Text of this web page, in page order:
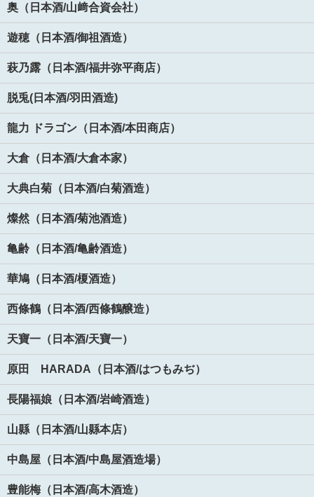
奥（日本酒/山﨑合資会社）
遊穂（日本酒/御祖酒造）
萩乃露（日本酒/福井弥平商店）
脱兎(日本酒/羽田酒造)
龍力 ドラゴン（日本酒/本田商店）
大倉（日本酒/大倉本家）
大典白菊（日本酒/白菊酒造）
燦然（日本酒/菊池酒造）
亀齢（日本酒/亀齢酒造）
華鳩（日本酒/榎酒造）
西條鶴（日本酒/西條鶴醸造）
天寶一（日本酒/天寶一）
原田 HARADA（日本酒/はつもみぢ）
長陽福娘（日本酒/岩崎酒造）
山縣（日本酒/山縣本店）
中島屋（日本酒/中島屋酒造場）
豊能梅（日本酒/高木酒造）